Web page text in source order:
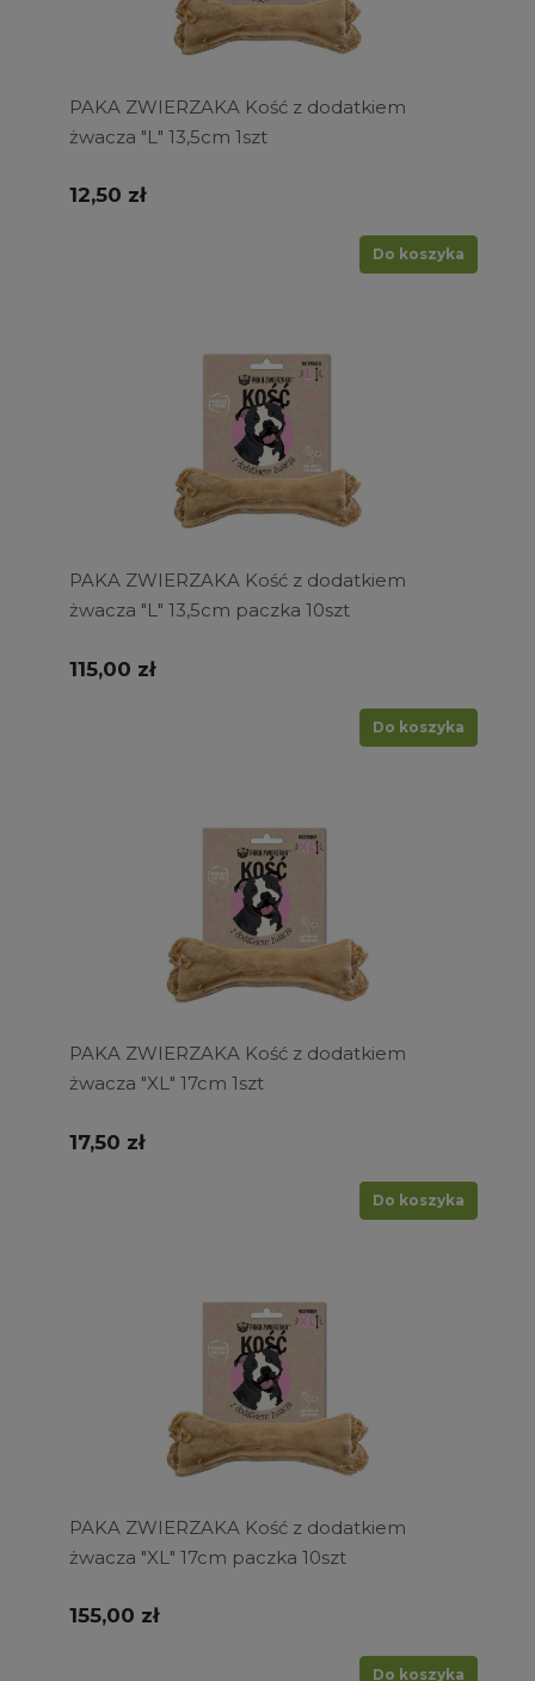
PAKA ZWIERZAKA Kość z dodatkiem
żwacza "L" 13,5cm 1szt
12,50 zł
Do koszyka
PAKA ZWIERZAKA Kość z dodatkiem
żwacza "L" 13,5cm paczka 10szt
115,00 zł
Do koszyka
PAKA ZWIERZAKA Kość z dodatkiem
żwacza "XL" 17cm 1szt
17,50 zł
Do koszyka
PAKA ZWIERZAKA Kość z dodatkiem
żwacza "XL" 17cm paczka 10szt
155,00 zł
Do koszyka